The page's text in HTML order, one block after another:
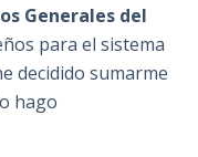
Generales del
para el sistema
decidido sumarme
hago